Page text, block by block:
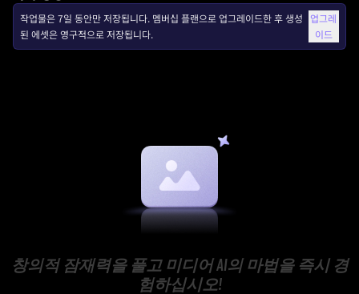
작업물은 7일 동안만 저장됩니다. 멤버십 플랜으로 업그레이드한 후 생성
된 에셋은 영구적으로 저장됩니다.
업그레
이드
창의적 잠재력을 풀고 미디어 AI의 마법을 즉시 경
험하십시오!